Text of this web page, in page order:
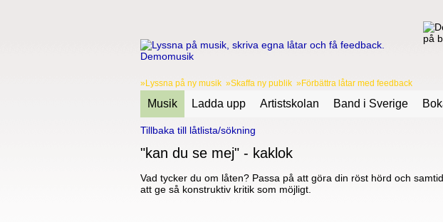
»Lyssna på ny musik »Skaffa ny publik »Förbättra låtar med feedback
Musik Ladda upp Artistskolan Band i Sverige
Tillbaka till låtlista/sökning
"kan du se mej" - kaklok
Vad tycker du om låten? Passa på att göra din röst hörd och
att ge så konstruktiv kritik som möjligt.